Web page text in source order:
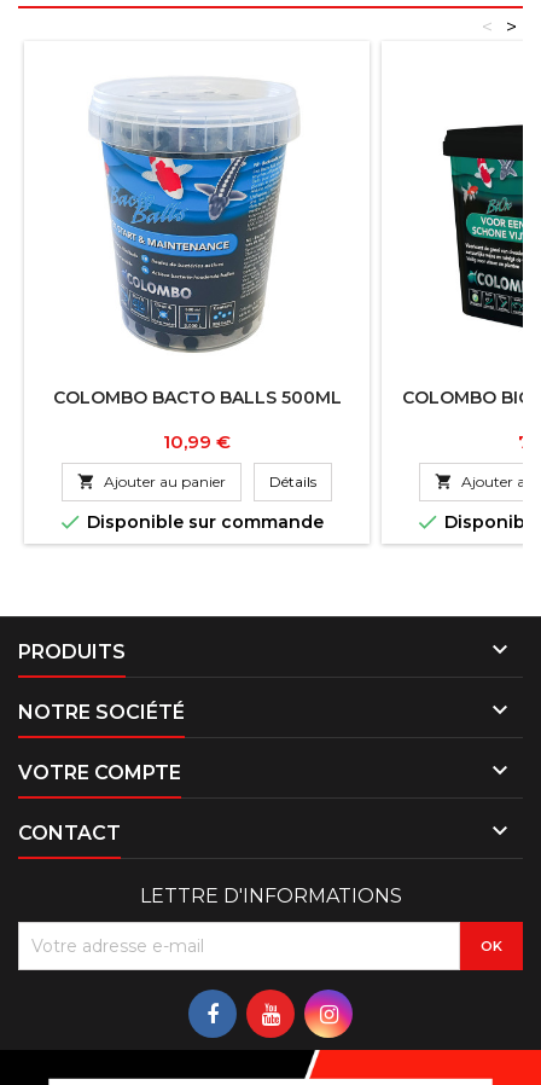
>
<
COLOMBO BACTO BALLS 500ML
Prix
10,99 €
 Ajouter au panier Détails
 Disponible sur commande
COLOMBO
 Ajouter au

PRODUITS 
NOTRE SOCIÉTÉ 
VOTRE COMPTE 
CONTACT 
LETTRE D'INFORMATIONS